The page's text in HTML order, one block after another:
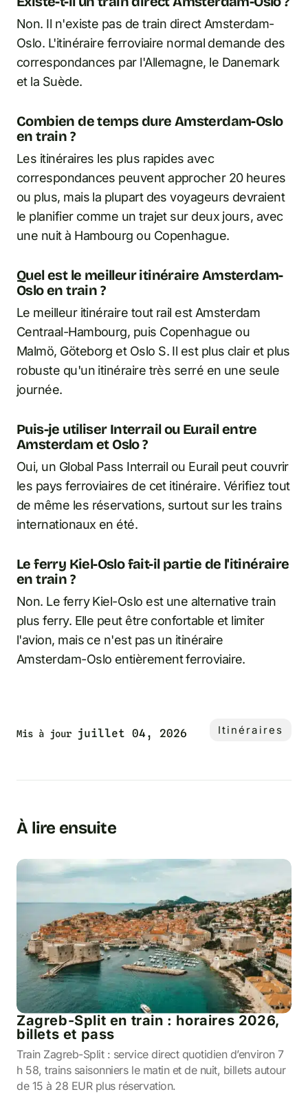
Non. Il n'existe pas de train direct Amsterdam-
Oslo. L'itinéraire ferroviaire normal demande des
correspondances par l'Allemagne, le Danemark
et la Suède.
Combien de temps dure Amsterdam-Oslo
en train ?
Les itinéraires les plus rapides avec
correspondances peuvent approcher 20 heures
ou plus, mais la plupart des voyageurs devraient
le planifier comme un trajet sur deux jours, avec
une nuit à Hambourg ou Copenhague.
Quel est le meilleur itinéraire Amsterdam-
Oslo en train ?
Le meilleur itinéraire tout rail est Amsterdam
Centraal-Hambourg, puis Copenhague ou
Malmö, Göteborg et Oslo S. Il est plus clair et plus
robuste qu'un itinéraire très serré en une seule
journée.
Puis-je utiliser Interrail ou Eurail entre
Amsterdam et Oslo ?
Oui, un Global Pass Interrail ou Eurail peut couvrir
les pays ferroviaires de cet itinéraire. Vérifiez tout
de même les réservations, surtout sur les trains
internationaux en été.
Le ferry Kiel-Oslo fait-il partie de l'itinéraire
en train ?
Non. Le ferry Kiel-Oslo est une alternative train
plus ferry. Elle peut être confortable et limiter
l'avion, mais ce n'est pas un itinéraire
Amsterdam-Oslo entièrement ferroviaire.
Mis à jour juillet 04, 2026 Itinéraires
À lire ensuite
Zagreb-Split en train : horaires 2026,
billets et pass
Train Zagreb-Split : service direct quotidien d’environ 7
h 58, trains saisonniers le matin et de nuit, billets autour
de 15 à 28 EUR plus réservation.